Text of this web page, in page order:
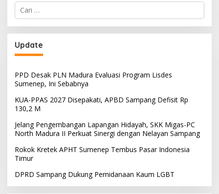
Cari
untuk:
Update
PPD Desak PLN Madura Evaluasi Program Lisdes
Sumenep, Ini Sebabnya
KUA-PPAS 2027 Disepakati, APBD Sampang Defisit Rp
130,2 M
Jelang Pengembangan Lapangan Hidayah, SKK Migas-PC
North Madura II Perkuat Sinergi dengan Nelayan Sampang
Rokok Kretek APHT Sumenep Tembus Pasar Indonesia
Timur
DPRD Sampang Dukung Pemidanaan Kaum LGBT